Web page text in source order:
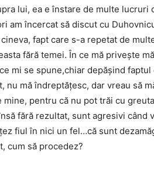
lui, ea e înstare de multe lucruri
am încercat să discut cu
fapt care s-a repetat de
fără temei. În ce mă priveşte mă
mi se spune,chiar depăşind faptul
nu mă îndreptăţesc, dar vreau să
pentru că nu pot trăi cu
fără rezultat, sunt agresivi când
fiul în nici un fel…că sunt
cum să procedez?